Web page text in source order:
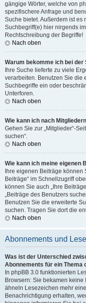
gängige Wörter, welche von
spezifischere Anfrage und
Suche bietet. Außerdem ist es
Suchbegriff(e) hier nirgends
Rechtschreibung der Begriffe!
Nach oben
Warum bekomme ich bei der
Ihre Suche lieferte zu viele
verarbeiten. Benutzen Sie die
Suchbegriffe ein oder
Unterforen.
Nach oben
Wie kann ich nach
Gehen Sie zur „Mitglieder“-
suchen“.
Nach oben
Wie kann ich meine eigenen
Ihre eigenen Beiträge
Beiträge“ im Schnellzugriff
können Sie auch „Ihre
„Beiträge des Benutzers
Benutzen Sie die erweiterte
suchen. Tragen Sie dort die
Nach oben
Abonnements und
Was ist der Unterschied
Abonnements für ein Thema
In phpBB 3.0 funktionierten
Browsern: Sie bekamen
ähneln Lesezeichen mehr
Benachrichtigung erhalten,